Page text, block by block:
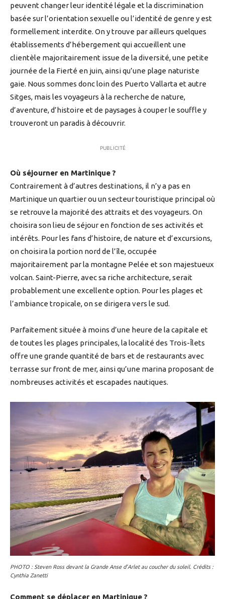
peuvent changer leur identité légale et la discrimination
basée sur l’orientation sexuelle ou l’identité de genre y est
formellement interdite. On y trouve par ailleurs quelques
établissements d’hébergement qui accueillent une
clientèle majoritairement issue de la diversité, une petite
journée de la Fierté en juin, ainsi qu’une plage naturiste
gaie. Nous sommes donc loin des Puerto Vallarta et autre
Sitges, mais les voyageurs à la recherche de nature,
d’aventure, d’histoire et de paysages à couper le souffle y
trouveront un paradis à découvrir.
PUBLICITÉ
Où séjourner en Martinique ?
Contrairement à d’autres destinations, il n’y a pas en
Martinique un quartier ou un secteur touristique principal où
se retrouve la majorité des attraits et des voyageurs. On
choisira son lieu de séjour en fonction de ses activités et
intérêts. Pour les fans d’histoire, de nature et d’excursions,
on choisira la portion nord de l’île, occupée
majoritairement par la montagne Pelée et son majestueux
volcan. Saint-Pierre, avec sa riche architecture, serait
probablement une excellente option. Pour les plages et
l’ambiance tropicale, on se dirigera vers le sud.
Parfaitement située à moins d’une heure de la capitale et
de toutes les plages principales, la localité des Trois-Îlets
offre une grande quantité de bars et de restaurants avec
terrasse sur front de mer, ainsi qu’une marina proposant de
nombreuses activités et escapades nautiques.
PHOTO : Steven Ross devant la Grande Anse d’Arlet au coucher du soleil. Crédits :
Cynthia Zanetti
Comment se déplacer en Martinique ?